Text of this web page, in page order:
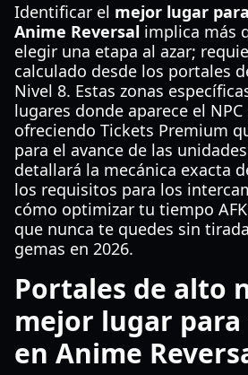
Identificar el mejor lugar
Anime Reversal implica más
elegir una etapa al azar;
calculado desde los portales
Nivel 8. Estas zonas
lugares donde aparece el
ofreciendo Tickets Premium
para el avance de las
detallará la mecánica exacta
los requisitos para los
cómo optimizar tu tiempo
que nunca te quedes sin
gemas en 2026.
Portales de alto
mejor lugar
en Anime